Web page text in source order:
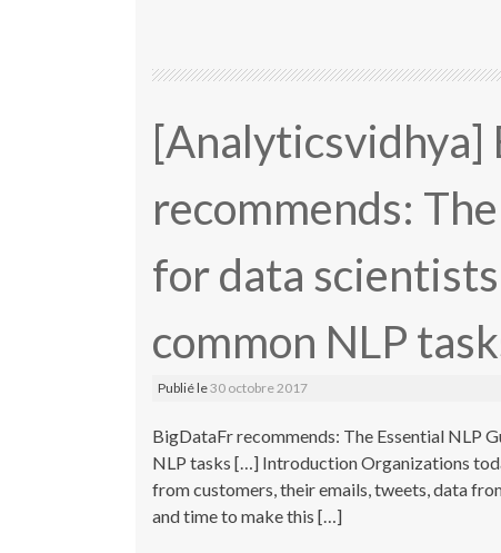
[Analyticsvidhya]
recommends:
for data
common NLP
Publié le30 octobre 2017
BigDataFr recommends: The Essential NLP
NLP tasks […] Introduction Organizations
from customers, their emails, tweets, data
and time to make this […]